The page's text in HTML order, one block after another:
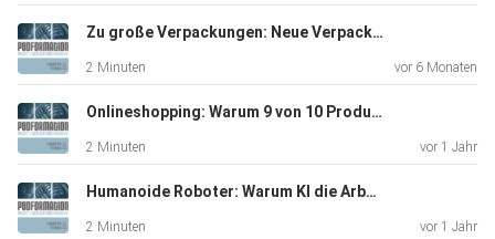
Zu große Verpackungen: Neue Verpackungsverordnung will „Luftnummern“ vermeiden
2 Minuten vor 6 Monaten
Onlineshopping: Warum 9 von 10 Produkten in Wellpappe verschickt werden
2 Minuten vor 1 Jahr
Humanoide Roboter: Warum KI die Arbeitswelt verändern wird
2 Minuten vor 1 Jahr